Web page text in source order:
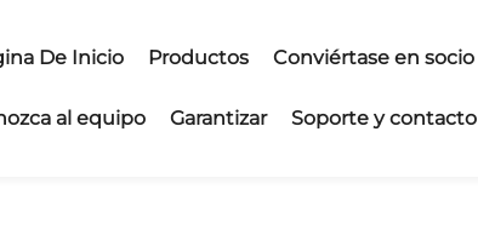
De Inicio Productos Conviértase en socio
al equipo Garantizar Soporte y contacto